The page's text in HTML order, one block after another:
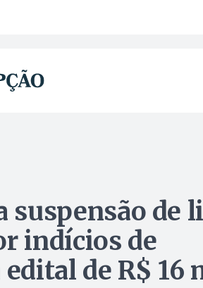
suspensão de
indícios de
de R$ 16